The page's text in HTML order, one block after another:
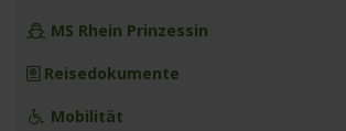
MS Rhein Prinzessin
Reisedokumente
Mobilität